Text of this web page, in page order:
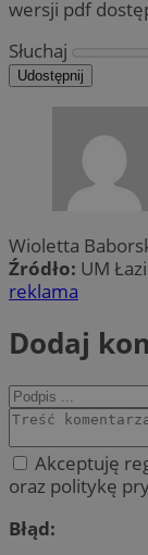
wersji pdf
Słuchaj
Udostępnij
Wioletta
Źródło: UM
reklama
Dodaj
Akceptuję
oraz politykę
Błąd: